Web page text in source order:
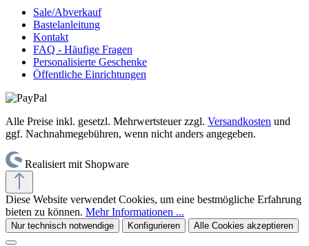
Sale/Abverkauf
Bastelanleitung
Kontakt
FAQ - Häufige Fragen
Personalisierte Geschenke
Öffentliche Einrichtungen
Alle Preise inkl. gesetzl. Mehrwertsteuer zzgl. Versandkosten und
ggf. Nachnahmegebühren, wenn nicht anders angegeben.
Realisiert mit Shopware
Diese Website verwendet Cookies, um eine bestmögliche Erfahrung
bieten zu können. Mehr Informationen ...
Nur technisch notwendige Konfigurieren Alle Cookies akzeptieren